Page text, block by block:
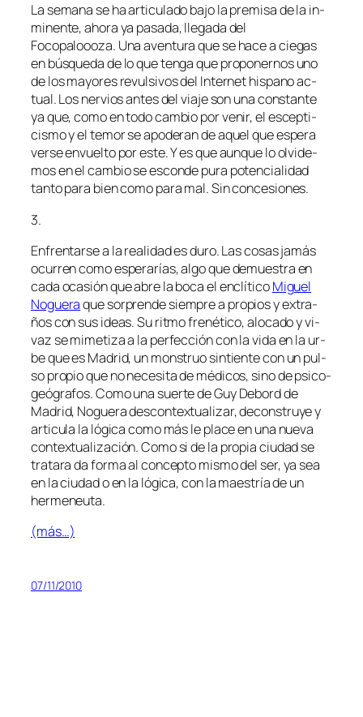
La se­ma­na se ha ar­ti­cu­la­do ba­jo la pre­mi­sa de la in­
mi­nen­te, aho­ra ya pa­sa­da, lle­ga­da del
Focopaloooza. Una aven­tu­ra que se ha­ce a cie­gas
en bús­que­da de lo que ten­ga que pro­po­ner­nos uno
de los ma­yo­res re­vul­si­vos del Internet his­pano ac­
tual. Los ner­vios an­tes del via­je son una cons­tan­te
ya que, co­mo en to­do cam­bio por ve­nir, el es­cep­ti­
cis­mo y el te­mor se apo­de­ran de aquel que es­pe­ra
ver­se en­vuel­to por es­te. Y es que aun­que lo ol­vi­de­
mos en el cam­bio se es­con­de pu­ra po­ten­cia­li­dad
tan­to pa­ra bien co­mo pa­ra mal. Sin concesiones.
3.
Enfrentarse a la reali­dad es du­ro. Las co­sas ja­más
ocu­rren co­mo es­pe­ra­rías, al­go que de­mues­tra en
ca­da oca­sión que abre la bo­ca el en­clí­ti­coMiguel
Nogueraque sor­pren­de siem­pre a pro­pios y ex­tra­
ños con sus ideas. Su rit­mo fre­né­ti­co, alo­ca­do y vi­
vaz se mi­me­ti­za a la per­fec­ción con la vi­da en la ur­
be que es Madrid, un mons­truo sin­tien­te con un pul­
so pro­pio que no ne­ce­si­ta de mé­di­cos, sino de psi­co­
geó­gra­fos. Como una suer­te de Guy Debord de
Madrid, Noguera des­con­tex­tua­li­zar, de­cons­tru­ye y
ar­ti­cu­la la ló­gi­ca co­mo más le pla­ce en una nue­va
con­tex­tua­li­za­ción. Como si de la pro­pia ciu­dad se
tra­ta­ra da for­ma al con­cep­to mis­mo del ser, ya sea
en la ciu­dad o en la ló­gi­ca, con la maes­tría de un
hermeneuta.
(más…)
07/11/2010